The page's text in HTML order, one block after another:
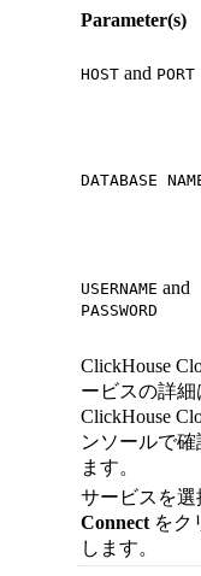
Parameter(s)
HOST and PORT
DATABASE
USERNAME and
PASSWORD
ClickHouse
ービスの詳細
ClickHouse
ンソールで確
ます。
サービスを選
Connect をク
します。